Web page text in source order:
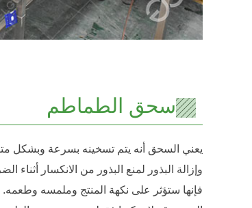
سحق الطماطم
يعني السحق أنه يتم تسخينه بسرعة وبشكل
وإزالة البذور لمنع البذور من الانكسار أثناء
فإنها ستؤثر على نكهة المنتج وملمسه